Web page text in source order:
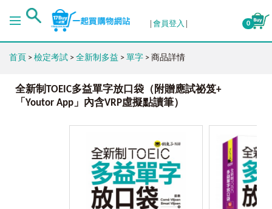
會員登入 0
首頁 > 檢定考試 > 全新制多益 > 單字 > 商品詳情
全新制TOEIC多益單字放口袋（附贈應試祕笈+
「Youtor App」內含VRP虛擬點讀筆）